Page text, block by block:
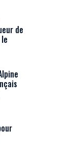
de